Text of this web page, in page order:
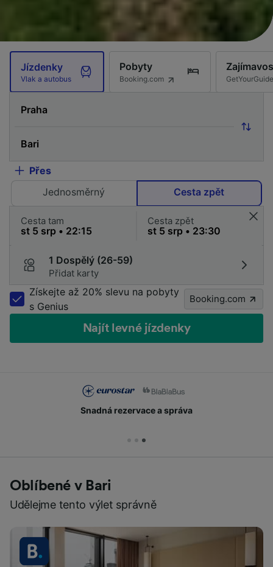
Jízdenky
Vlak a autobus
Pobyty
Booking.com GetYourGuide
Přes
Jednosměrný
Cesta zpět
Cesta tam Cesta zpět
1 Dospělý (26-59)
Přidat karty
Získejte až 20% slevu na pobyty
s Genius
Booking.com
Najít levné jízdenky
Snadná rezervace a správa
Oblíbené v Bari
Udělejme tento výlet správně